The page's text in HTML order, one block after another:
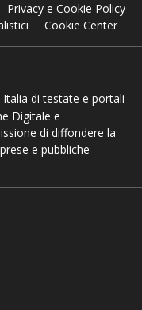
Privacy e Cookie Policy
Cookie Center
di testate e portali
Digitale e
di diffondere la
e pubbliche